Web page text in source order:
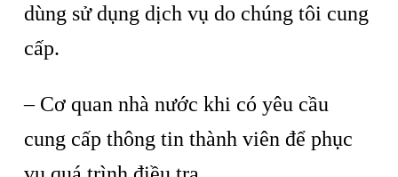
dùng sử dụng dịch vụ do chúng tôi cung
cấp.
– Cơ quan nhà nước khi có yêu cầu
cung cấp thông tin thành viên để phục